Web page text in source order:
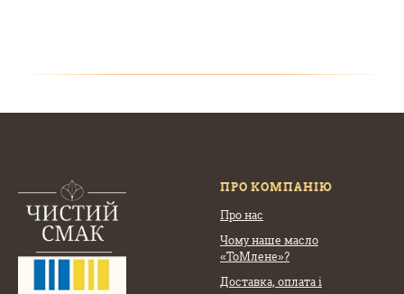
ПРО КОМПАНІЮ
Про нас
Чому наше масло
«ТоМлене»?
Доставка, оплата і